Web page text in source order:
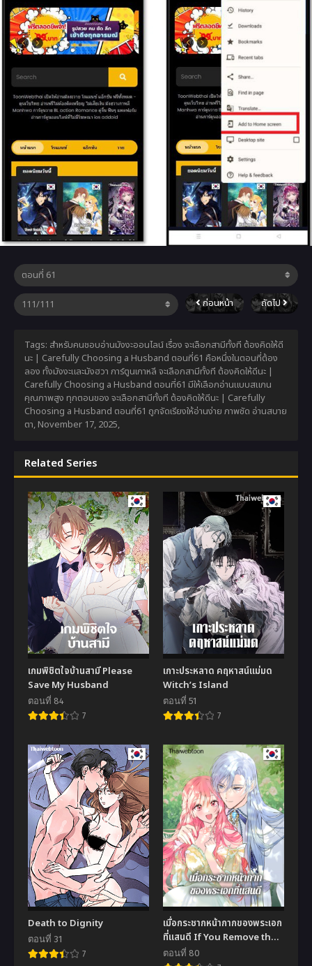
ก่อนหน้า ถัดไป
Tags: สำหรับคนชอบอ่านมังงะออนไลน์ เรื่อง จะเลือกสามีทั้งที ต้องคิดให้ดี
นะ | Carefully Choosing a Husband ตอนที่61 คือหนึ่งในตอนที่ต้อง
ลอง ทั้งมังงะและมังฮวา การ์ตูนเกาหลี จะเลือกสามีทั้งที ต้องคิดให้ดีนะ |
Carefully Choosing a Husband ตอนที่61 มีให้เลือกอ่านแบบสแกน
คุณภาพสูง ทุกตอนของ จะเลือกสามีทั้งที ต้องคิดให้ดีนะ | Carefully
Choosing a Husband ตอนที่61 ถูกจัดเรียงให้อ่านง่าย ภาพชัด อ่านสบาย
ตา, November 17, 2025,
Related Series
เกมพิชิตใจบ้านสามี Please
Save My Husband
ตอนที่ 84
7
เกาะประหลาด คฤหาสน์แม่มด
Witch’s Island
ตอนที่ 51
7
Death to Dignity
ตอนที่ 31
7
เมื่อกระชากหน้ากากของพระเอก
ที่แสนดี If You Remove the
Kind Protagonist’s Mask
ตอนที่ 80